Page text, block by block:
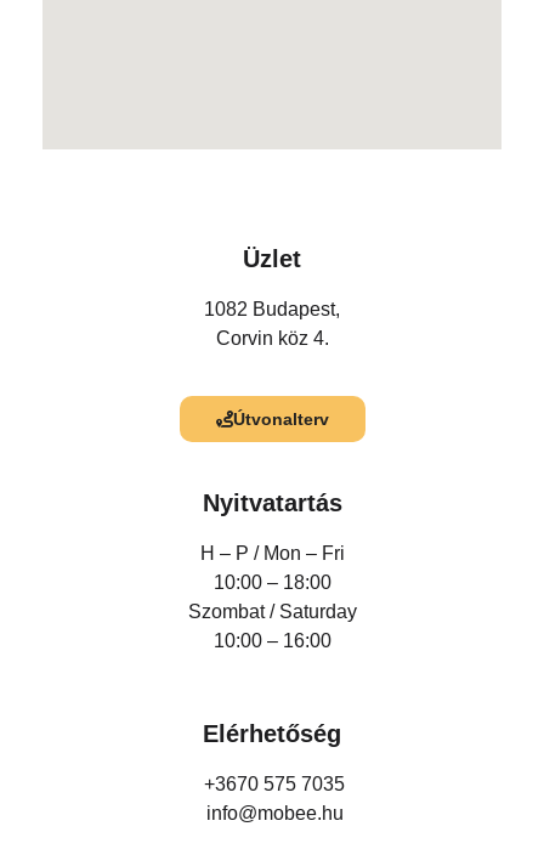
Üzlet
1082 Budapest,
Corvin köz 4.
Útvonalterv
Nyitvatartás
H – P / Mon – Fri
10:00 – 18:00
Szombat / Saturday
10:00 – 16:00
Elérhetőség
+3670 575 7035
info@mobee.hu